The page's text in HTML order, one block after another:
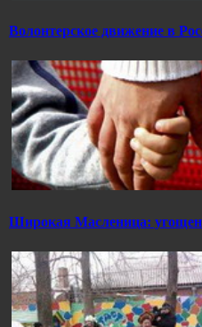
Волонтерское движение в
Широкая Масленица: